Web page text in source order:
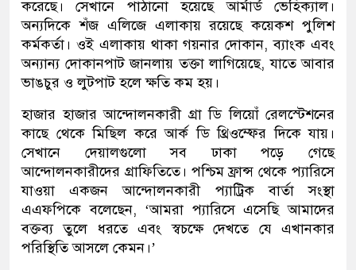
করেছে। সেখানে পাঠানো হয়েছে আর্মার্ড ভেহিক্যাল।
অন্যদিকে শঁজ এলিজে এলাকায় রয়েছে কয়েকশ পুলিশ
কর্মকর্তা। ওই এলাকায় থাকা গয়নার দোকান, ব্যাংক এবং
অন্যান্য দোকানপাট জানলায় তক্তা লাগিয়েছে, যাতে আবার
ভাঙচুর ও লুটপাট হলে ক্ষতি কম হয়।
হাজার হাজার আন্দোলনকারী গ্রা ডি লিয়োঁ রেলস্টেশনের
কাছে থেকে মিছিল করে আর্ক ডি থ্রিওম্ফের দিকে যায়।
সেখানে দেয়ালগুলো সব ঢাকা পড়ে গেছে
আন্দোলনকারীদের গ্রাফিতিতে। পশ্চিম ফ্রান্স থেকে প্যারিসে
যাওয়া একজন আন্দোলনকারী প্যাট্রিক বার্তা সংস্থা
এএফপিকে বলেছেন, ‘আমরা প্যারিসে এসেছি আমাদের
বক্তব্য তুলে ধরতে এবং স্বচক্ষে দেখতে যে এখানকার
পরিস্থিতি আসলে কেমন।’